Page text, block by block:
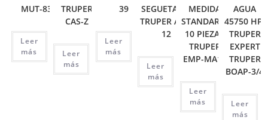
MUT-830
Leer
más
TRUPER
CAS-Z
Leer
más
39
Leer
más
SEGUETA 12′
TRUPER APT-
12
Leer
más
MEDIDA
STANDARD,
10 PIEZAS
TRUPER
EMP-MA10
Leer
más
AGUA
45750 HP,
TRUPER
EXPERT
TRUPER
BOAP-3/4
Leer
más